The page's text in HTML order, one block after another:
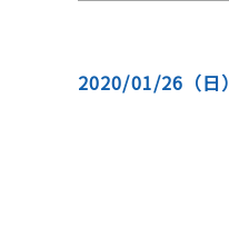
2020/01/26（日）